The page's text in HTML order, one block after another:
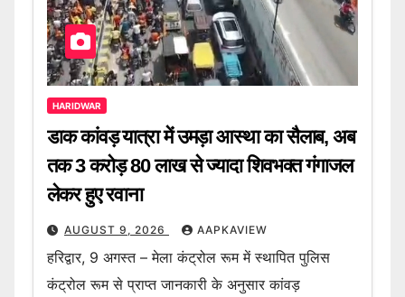
HARIDWAR
डाक कांवड़ यात्रा में उमड़ा आस्था का सैलाब, अब
तक 3 करोड़ 80 लाख से ज्यादा शिवभक्त गंगाजल
लेकर हुए रवाना
AUGUST 9, 2026 AAPKAVIEW
हरिद्वार, 9 अगस्त – मेला कंट्रोल रूम में स्थापित पुलिस
कंट्रोल रूम से प्राप्त जानकारी के अनुसार कांवड़